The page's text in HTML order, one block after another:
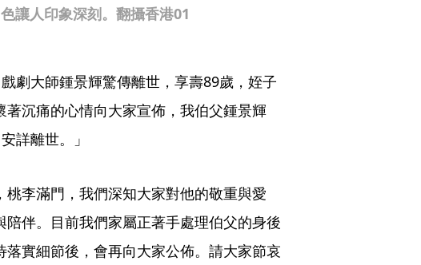
讓人印象深刻。翻攝香港01
劇大師鍾景輝驚傳離世，享壽89歲，姪子
沉痛的心情向大家宣佈，我伯父鍾景輝
詳離世。」
李滿門，我們深知大家對他的敬重與愛
伴。目前我們家屬正著手處理伯父的身後
實細節後，會再向大家公佈。請大家節哀